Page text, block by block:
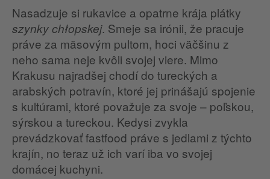
Nasadzuje si rukavice a opatrne krája plátky
szynky chłopskej. Smeje sa irónii, že pracuje
práve za mäsovým pultom, hoci väčšinu z
neho sama neje kvôli svojej viere. Mimo
Krakusu najradšej chodí do tureckých a
arabských potravín, ktoré jej prinášajú spojenie
s kultúrami, ktoré považuje za svoje – poľskou,
sýrskou a tureckou. Kedysi zvykla
prevádzkovať fastfood práve s jedlami z týchto
krajín, no teraz už ich varí iba vo svojej
domácej kuchyni.